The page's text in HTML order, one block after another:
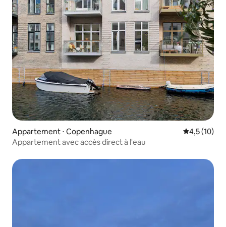
Appartement ⋅ Copenhague Évaluation
4,5 (10)
Appartement avec accès direct à l'eau